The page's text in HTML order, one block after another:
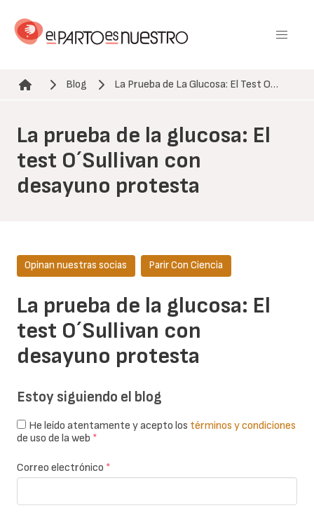
contenido
Ruta de navegación
Blog La Prueba de La Glucosa: El Test O…
La prueba de la glucosa: El
test O´Sullivan con
desayuno protesta
La prueba de la glucosa: El
test O´Sullivan con
desayuno protesta
Opinan nuestras socias Parir Con Ciencia
Estoy siguiendo el blog
He leído atentamente y acepto los términos y condiciones
de uso de la web *
Correo electrónico *